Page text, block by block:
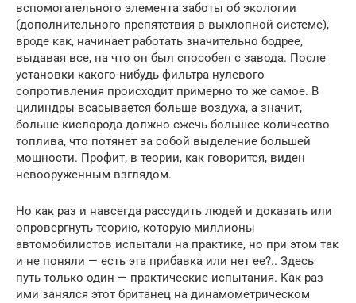
вспомогательного элемента заботы об экологии
(дополнительного препятствия в выхлопной системе),
вроде как, начинает работать значительно бодрее,
выдавая все, на что он был способен с завода. После
установки какого-нибудь фильтра нулевого
сопротивления происходит примерно то же самое. В
цилиндры всасывается больше воздуха, а значит,
больше кислорода должно сжечь большее количество
топлива, что потянет за собой выделение большей
мощности. Профит, в теории, как говорится, виден
невооруженным взглядом.
Но как раз и навсегда рассудить людей и доказать или
опровергнуть теорию, которую миллионы
автомобилистов испытали на практике, но при этом так
и не поняли — есть эта прибавка или нет ее?.. Здесь
путь только один — практические испытания. Как раз
ими занялся этот британец на динамометрическом